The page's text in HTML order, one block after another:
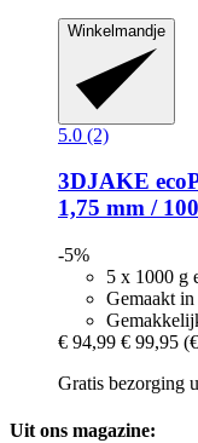
Winkelmandje
5.0 (2)
3DJAKE
1,75 mm /
-5%
5 x 1000 g
Gemaakt
€ 94,99 € 99,95
Gratis bezorging
Uit ons magazine: